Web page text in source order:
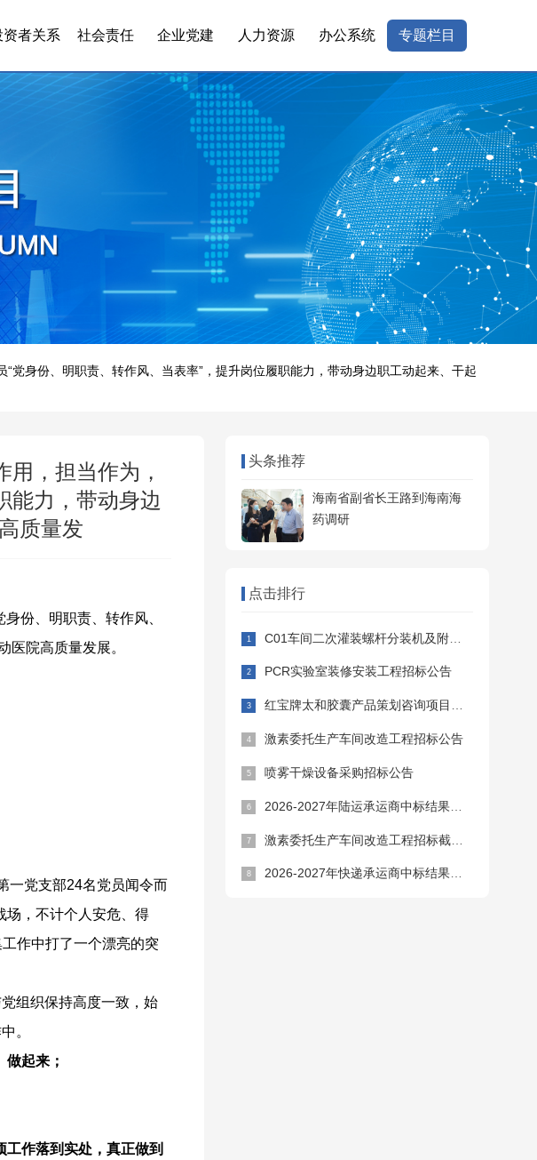
资者关系 社会责任 企业党建 人力资源 办公系统 专题栏目
党身份、明职责、转作风、当表率”，提升岗位履职能力，带动身边职工动起来、干起
，担当作为，
能力，带动身边
质量发
份、明职责、转作风、
医院高质量发展。
一党支部24名党员闻令而
场，不计个人安危、得
作中打了一个漂亮的突
组织保持高度一致，始
。
起来；
作落到实处，真正做到
头条推荐
海南省副省长王路到海南海
药调研
点击排行
C01车间二次灌装螺杆分装机及附属设备采购安装招标公告
PCR实验室装修安装工程招标公告
红宝牌太和胶囊产品策划咨询项目招标公告
激素委托生产车间改造工程招标公告
喷雾干燥设备采购招标公告
2026-2027年陆运承运商中标结果公告
激素委托生产车间改造工程招标截止时间延期公告
2026-2027年快递承运商中标结果公告